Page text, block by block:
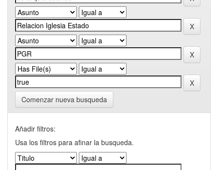
Comenzar nueva busqueda
Añadir filtros:
Usa los filtros para afinar la busqueda.